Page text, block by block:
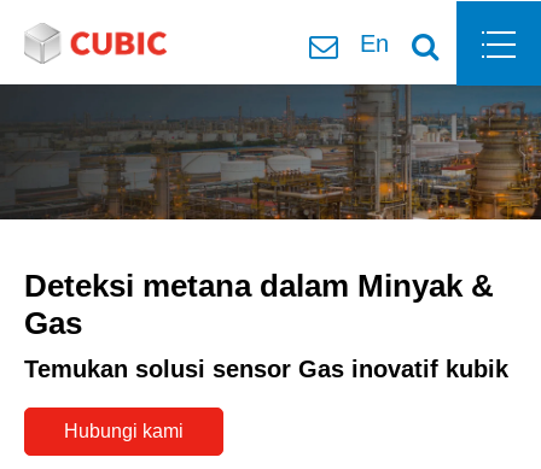
En
Deteksi metana dalam Minyak &
Gas
Temukan solusi sensor Gas inovatif kubik
Hubungi kami